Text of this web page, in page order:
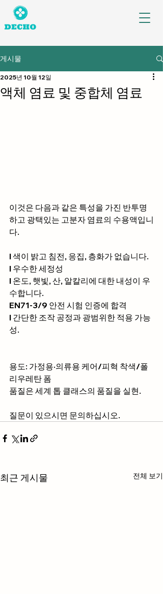
게시물
액체 염료 및 중합체 염료
2025년 10월 12일
이것은 다음과 같은 특성을 가진 반투명
하고 광택있는 고분자 염료의 수용액입니
다.
l 색이 밝고 침전, 응집, 층화가 없습니다.
l 우수한 세정성
l 온도, 햇빛, 산, 알칼리에 대한 내성이 우
수합니다.
EN71-3/9 안전 시험 인증에 합격
l 간단한 조작 공정과 광범위한 적용 가능
성.
용도: 가정용·의류용 케어/피혁 착색/폴
리우레탄 폼
품질은 세계 톱 클래스의 품질을 실현.
질문이 있으시면 문의하십시오.
최근 게시물 전체 보기